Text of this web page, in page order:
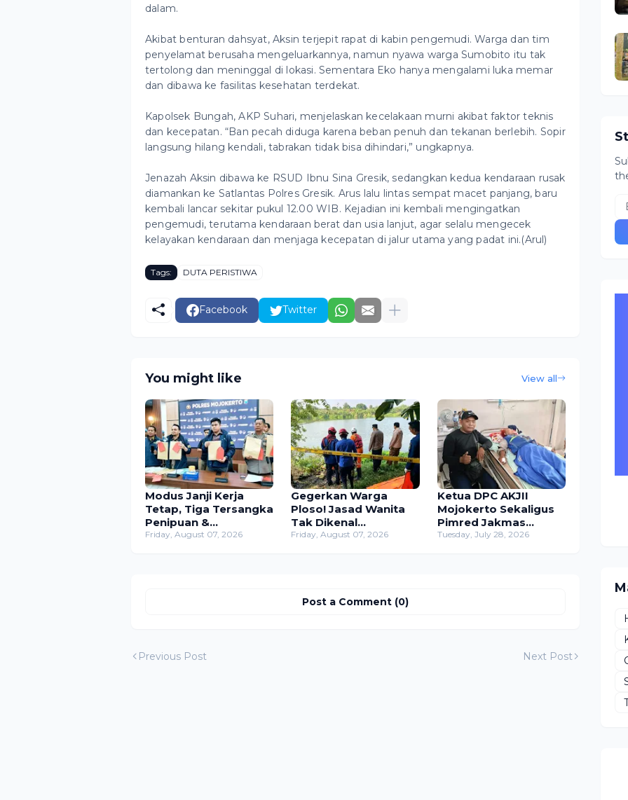
dalam.
Akibat benturan dahsyat, Aksin terjepit rapat di kabin pengemudi. Warga dan tim
penyelamat berusaha mengeluarkannya, namun nyawa warga Sumobito itu tak
tertolong dan meninggal di lokasi. Sementara Eko hanya mengalami luka memar
dan dibawa ke fasilitas kesehatan terdekat.
Kapolsek Bungah, AKP Suhari, menjelaskan kecelakaan murni akibat faktor teknis
dan kecepatan. “Ban pecah diduga karena beban penuh dan tekanan berlebih. Sopir
langsung hilang kendali, tabrakan tidak bisa dihindari,” ungkapnya.
Jenazah Aksin dibawa ke RSUD Ibnu Sina Gresik, sedangkan kedua kendaraan rusak
diamankan ke Satlantas Polres Gresik. Arus lalu lintas sempat macet panjang, baru
kembali lancar sekitar pukul 12.00 WIB. Kejadian ini kembali mengingatkan
pengemudi, terutama kendaraan berat dan usia lanjut, agar selalu mengecek
kelayakan kendaraan dan menjaga kecepatan di jalur utama yang padat ini.(Arul)
Tags: DUTA PERISTIWA
Facebook Twitter
You might like View all
Modus Janji Kerja
Tetap, Tiga Tersangka
Penipuan &
Penggelapan Rp630
Friday, August 07, 2026
Gegerkan Warga
Ploso! Jasad Wanita
Tak Dikenal
Ditemukan
Friday, August 07, 2026
Ketua DPC AKJII
Mojokerto Sekaligus
Pimred Jakmas
Jenguk Zaenal
Tuesday, July 28, 2026
Post a Comment (0)
Previous Post Next Post